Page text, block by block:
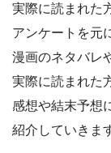
実際に読まれた
アンケートを元
漫画のネタバレ
実際に読まれた
感想や結末予想
紹介していきま